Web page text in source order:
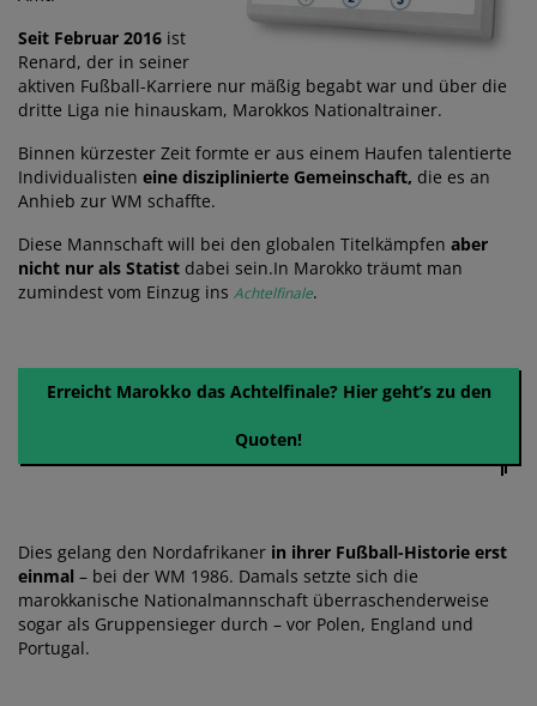
Seit Februar 2016 ist
Renard, der in seiner
aktiven Fußball-Karriere nur mäßig begabt war und über die
dritte Liga nie hinauskam, Marokkos Nationaltrainer.
Binnen kürzester Zeit formte er aus einem Haufen talentierte
Individualisten eine disziplinierte Gemeinschaft, die es an
Anhieb zur WM schaffte.
Diese Mannschaft will bei den globalen Titelkämpfen aber
nicht nur als Statist dabei sein.In Marokko träumt man
zumindest vom Einzug ins Achtelfinale.
Erreicht Marokko das Achtelfinale? Hier geht’s zu den
Quoten!
Dies gelang den Nordafrikaner in ihrer Fußball-Historie erst
einmal – bei der WM 1986. Damals setzte sich die
marokkanische Nationalmannschaft überraschenderweise
sogar als Gruppensieger durch – vor Polen, England und
Portugal.